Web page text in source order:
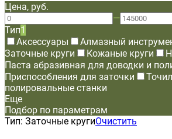
Цена, руб.
—
Тип1
Аксессуары
Алмазный
Заточные круги
Кожаные круги
Паста абразивная для доводки и
Приспособления для заточки
полировальные станки
Еще
Подбор по параметрам
Тип: Заточные кругиОчистить